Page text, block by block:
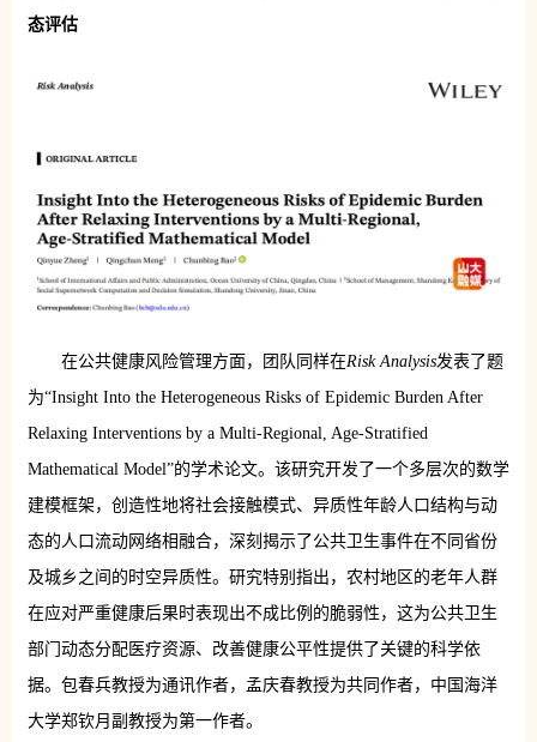
态评估
在公共健康风险管理方面，团队同样在Risk Analysis发表了题
为“Insight Into the Heterogeneous Risks of Epidemic Burden After
Relaxing Interventions by a Multi-Regional, Age-Stratified
Mathematical Model”的学术论文。该研究开发了一个多层次的数学
建模框架，创造性地将社会接触模式、异质性年龄人口结构与动
态的人口流动网络相融合，深刻揭示了公共卫生事件在不同省份
及城乡之间的时空异质性。研究特别指出，农村地区的老年人群
在应对严重健康后果时表现出不成比例的脆弱性，这为公共卫生
部门动态分配医疗资源、改善健康公平性提供了关键的科学依
据。包春兵教授为通讯作者，孟庆春教授为共同作者，中国海洋
大学郑钦月副教授为第一作者。